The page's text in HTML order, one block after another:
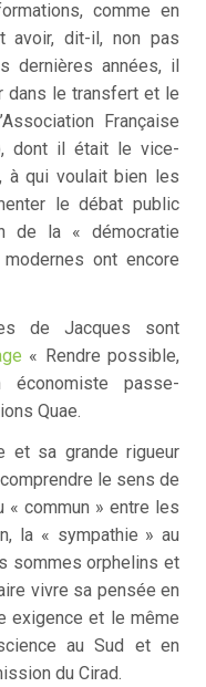
comme en
avoir, dit-il, non pas
dernières années, il
dans le transfert et le
Française
dont il était le vice-
à qui voulait bien les
le débat public
de la « démocratie
ont encore
de Jacques sont
« Rendre possible,
économiste passe-
Quae.
et sa grande rigueur
le sens de
commun » entre les
la « sympathie » au
sommes orphelins et
vivre sa pensée en
exigence et le même
au Sud et en
du Cirad.